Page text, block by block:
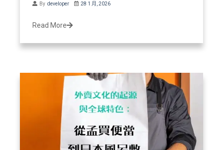
By developer 28 1 月, 2026
Read More